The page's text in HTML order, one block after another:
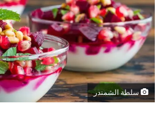
سلطة الشمندر